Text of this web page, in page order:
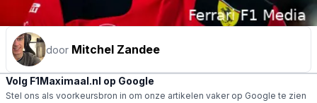
door Mitchel Zandee
Volg F1Maximaal.nl op Google
Stel ons als voorkeursbron in om onze artikelen vaker op Google te zien